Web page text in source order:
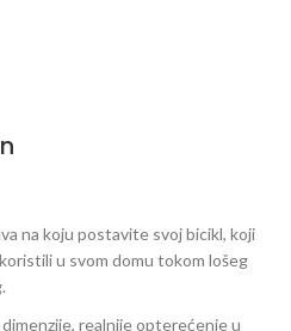
na koju postavite svoj bicikl, koji
u svom domu tokom lošeg
realnije opterećenje u